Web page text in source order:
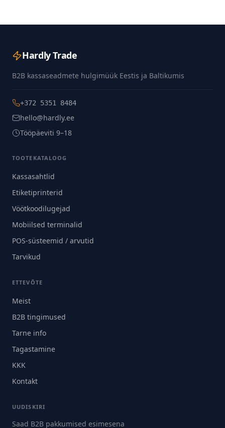
Hardly Trade
B2B kassaseadmete hulgimüük Eestis ja Baltikumis
+372 5351 8484
hello@hardly.ee
Tööpäeviti 9–18
TOOTEKATALOOG
Kassasahtlid
Etiketiprinterid
Vöötkoodilugejad
Mobiilsed terminalid
POS-süsteemid / arvutid
Tarvikud
ETTEVÕTE
Meist
B2B tingimused
Tarne info
Tagastamine
KKK
Kontakt
UUDISKIRI
Saad B2B pakkumised esimesena